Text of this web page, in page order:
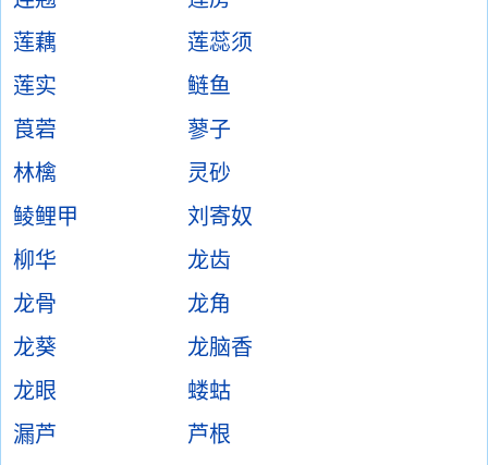
莲藕
莲蕊须
莲实
鲢鱼
莨菪
蓼子
林檎
灵砂
鲮鲤甲
刘寄奴
柳华
龙齿
龙骨
龙角
龙葵
龙脑香
龙眼
蝼蛄
漏芦
芦根